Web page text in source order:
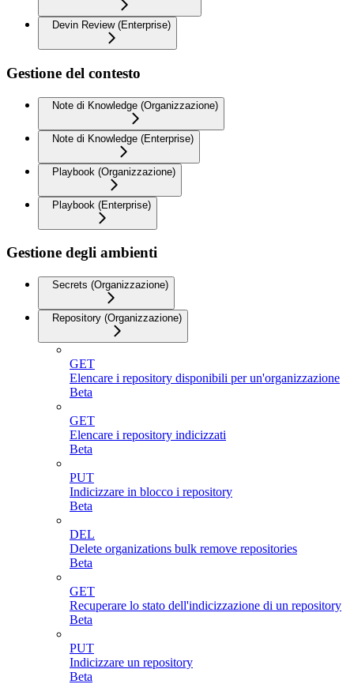
Devin Review (Enterprise)
Gestione del contesto
Note di Knowledge (Organizzazione)
Note di Knowledge (Enterprise)
Playbook (Organizzazione)
Playbook (Enterprise)
Gestione degli ambienti
Secrets (Organizzazione)
Repository (Organizzazione)
GET
Elencare i repository disponibili per un'organizzazione
Beta
GET
Elencare i repository indicizzati
Beta
PUT
Indicizzare in blocco i repository
Beta
DEL
Delete organizations bulk remove repositories
Beta
GET
Recuperare lo stato dell'indicizzazione di un repository
Beta
PUT
Indicizzare un repository
Beta